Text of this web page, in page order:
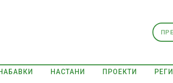
НАСТАНИ ПРОЕКТИ